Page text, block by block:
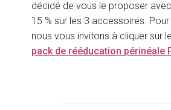
décidé de vous le proposer
15 % sur les 3 accessoires.
nous vous invitons à cliquer sur
pack de rééducation périnéale